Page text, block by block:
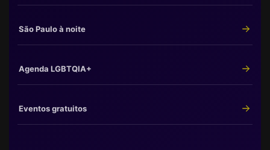
São Paulo à noite
Agenda LGBTQIA+
Eventos gratuitos